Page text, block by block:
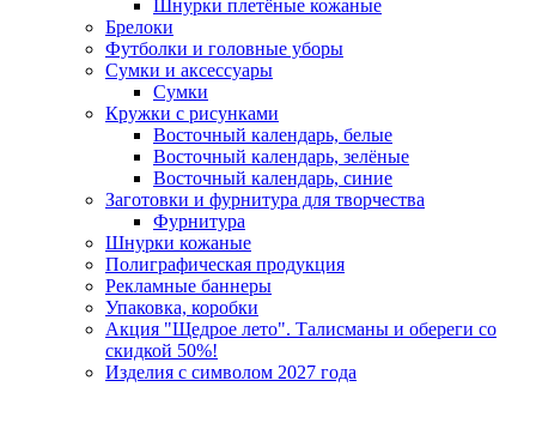
Шнурки плетёные кожаные
Брелоки
Футболки и головные уборы
Сумки и аксессуары
Сумки
Кружки с рисунками
Восточный календарь, белые
Восточный календарь, зелёные
Восточный календарь, синие
Заготовки и фурнитура для творчества
Фурнитура
Шнурки кожаные
Полиграфическая продукция
Рекламные баннеры
Упаковка, коробки
Акция "Щедрое лето". Талисманы и обереги со
скидкой 50%!
Изделия с символом 2027 года